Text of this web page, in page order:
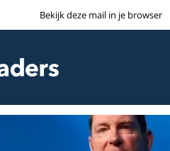
Bekijk deze mail in je browser